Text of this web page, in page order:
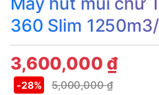
360 Slim
3,600,000 ₫
5,000,000₫
-28%